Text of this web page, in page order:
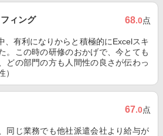
ィング 68.0点
、有利になりからと積極的にExcelスキ
。この時の研修のおかげで、今とても
どの部門の方も人間性の良さが伝わっ
）
67.0点
同じ業務でも他社派遣会社より給与が